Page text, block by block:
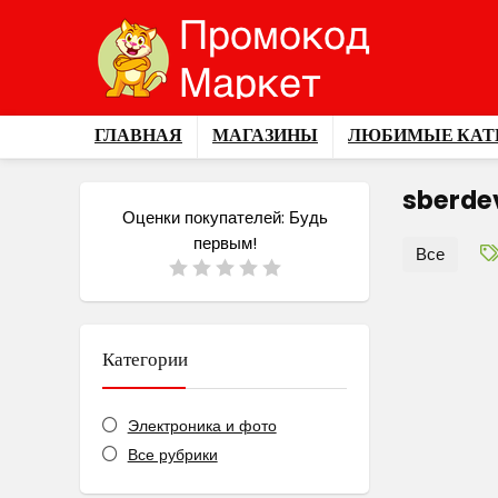
ГЛАВНАЯ МАГАЗИНЫ ЛЮБИМЫЕ
Оценки покупателей: Будь
первым!
Категории
Электроника и фото
Все рубрики
Все